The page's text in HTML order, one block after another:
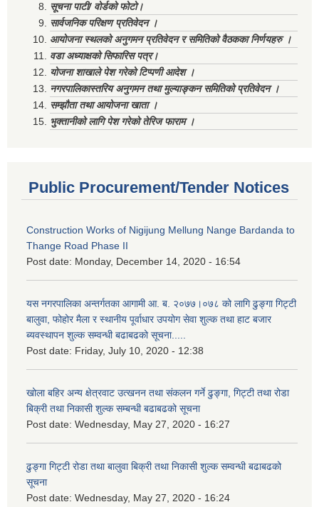
सूचना पाटी/ वोर्डको फोटो।
सार्वजनिक परिक्षण प्रतिवेदन ।
आयोजना स्थलको अनुगमन प्रतिवेदन र समितिको वैठकका निर्णयहरु ।
वडा अध्याक्षको सिफारिस पत्र।
योजना शाखाले पेश गरेको टिप्पणी आदेश ।
नगरपालिकास्तरिय अनुगमन तथा मुल्याङ्कन समितिको प्रतिवेदन ।
सम्झौता तथा आयोजना खाता ।
भुक्तानीको लागि पेश गरेको तेरिज फाराम ।
Public Procurement/Tender Notices
Construction Works of Nigijung Mellung Nange Bardanda to
Thange Road Phase II
Post date: Monday, December 14, 2020 - 16:54
यस नगरपालिका अन्तर्गतका आगामी आ. ब. २०७७।०७८ को लागि ढुङ्गा गिट्टी
बालुवा, फोहोर मैला र स्थानीय पूर्वाधार उपयोग सेवा शुल्क तथा हाट बजार
ब्यवस्थापन शुल्क सम्वन्धी बढाबढको सूचना.....
Post date: Friday, July 10, 2020 - 12:38
खोला बहिर अन्य क्षेत्रवाट उत्खनन तथा संकलन गर्ने ढुङ्गा, गिट्टी तथा रोडा
बिक्री तथा निकासी शुल्क सम्बन्धी बढाबढको सूचना
Post date: Wednesday, May 27, 2020 - 16:27
ढुङ्गा गिट्टी रोडा तथा बालुवा बिक्री तथा निकासी शुल्क सम्वन्धी बढाबढको
सूचना
Post date: Wednesday, May 27, 2020 - 16:24